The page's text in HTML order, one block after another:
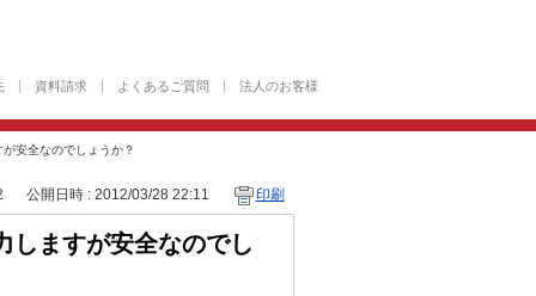
資料請求 よくあるご質問 法人のお客様
安全なのでしょうか？
公開日時 : 2012/03/28 22:11 印刷
しますが安全なのでし